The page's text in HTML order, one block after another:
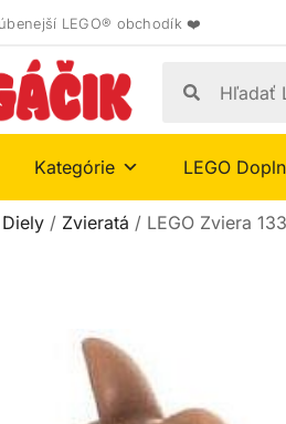
LEGO® obchodík ❤️
Kategórie LEGO
Diely / Zvieratá / LEGO Zviera